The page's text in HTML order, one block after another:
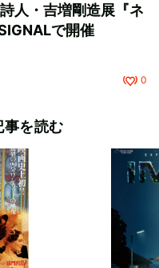
人・吉増剛造展『ネ
で開催
0
事を読む